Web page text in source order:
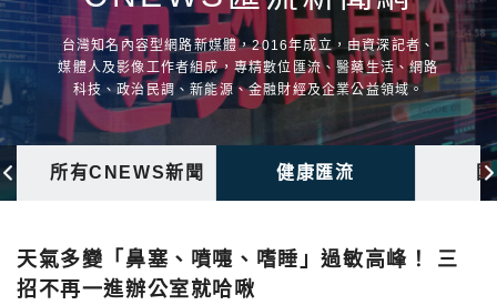
台灣知名內容型網路新媒體，2016年成立，由資深記者、
媒體人及影像工作者組成，專精數位匯流、醫藥生活、網路
科技、政治民調、新能源、金融財經及企業公益領域。
所有CNEWS新聞 健康匯流
天氣多變「鼻塞、噴嚏、嗜睡」過敏高峰！ 三
招不再一進辦公室就哈啾